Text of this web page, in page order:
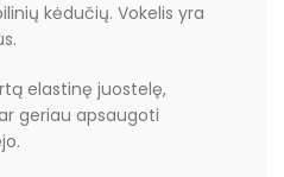
kėdučių. Vokelis yra
elastinę juostelę,
geriau apsaugoti